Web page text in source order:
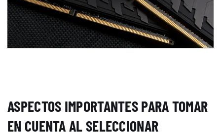
ASPECTOS IMPORTANTES PARA TOMAR
EN CUENTA AL SELECCIONAR